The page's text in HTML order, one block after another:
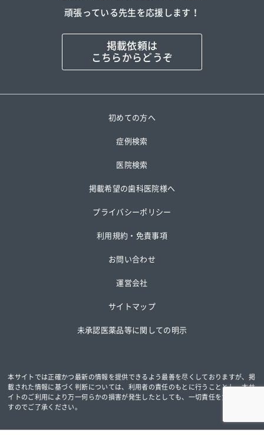
頑張っている先生を応援します！
掲載依頼は
こちらからどうぞ
初めての方へ
症例検索
医院検索
掲載希望の歯科医院様へ
プライバシーポリシー
利用規約・免責事項
お問い合わせ
運営会社
サイトマップ
未承認医薬品等に関しての明示
本サイトでは正確かつ最新の情報を提供できるよう最善を尽くしておりますが、掲
載された情報に基づく判断については、 利用者の責任のもとに行うこととし、本サ
イトのご利用により万一何らかの損害が発生したとしても、一切責任を負いかねま
すのでご了承ください。